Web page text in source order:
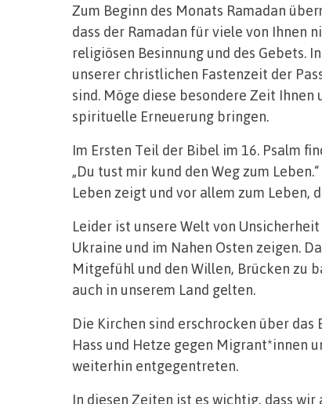
Zum Beginn des Monats Ramadan
dass der Ramadan für viele von Ihnen
religiösen Besinnung und des Gebets.
unserer christlichen Fastenzeit der
sind. Möge diese besondere Zeit
spirituelle Erneuerung bringen.
Im Ersten Teil der Bibel im 16. Psalm
„Du tust mir kund den Weg zum
Leben zeigt und vor allem zum Leben,
Leider ist unsere Welt von
Ukraine und im Nahen Osten zeigen.
Mitgefühl und den Willen, Brücken zu
auch in unserem Land gelten.
Die Kirchen sind erschrocken über
Hass und Hetze gegen Migrant*innen
weiterhin entgegentreten.
In diesen Zeiten ist es wichtig, dass